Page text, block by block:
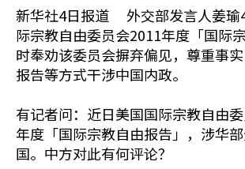
新华社4日报道 外交部发言人姜瑜
际宗教自由委员会2011年度「国际
时奉劝该委员会摒弃偏见，尊重事
报告等方式干涉中国内政。
有记者问：近日美国国际宗教自由
年度「国际宗教自由报告」，涉华
国。中方对此有何评论？